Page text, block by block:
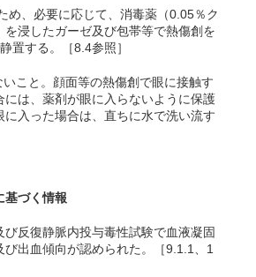
め、必要に応じて、消毒薬（0.05％ク
を浸したガーゼ及び包帯等で熱傷創を
置する。［8.4参照］
こと。顔面等の熱傷創で眼に接触す
には、薬剤が眼に入らないように保護
に入った場合は、直ちに水で洗い流す
づく情報
び反復静脈内投与毒性試験で血液凝固
出血傾向が認められた。
［9.1.1、1